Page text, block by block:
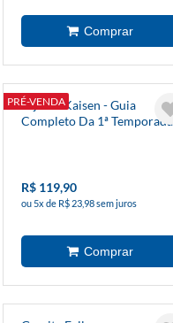
PRÉ-VENDA
Jujutsu Kaisen - Guia
Completo Da 1ª Temporada
R$ 119,90
ou 5x de R$ 23,98 sem juros